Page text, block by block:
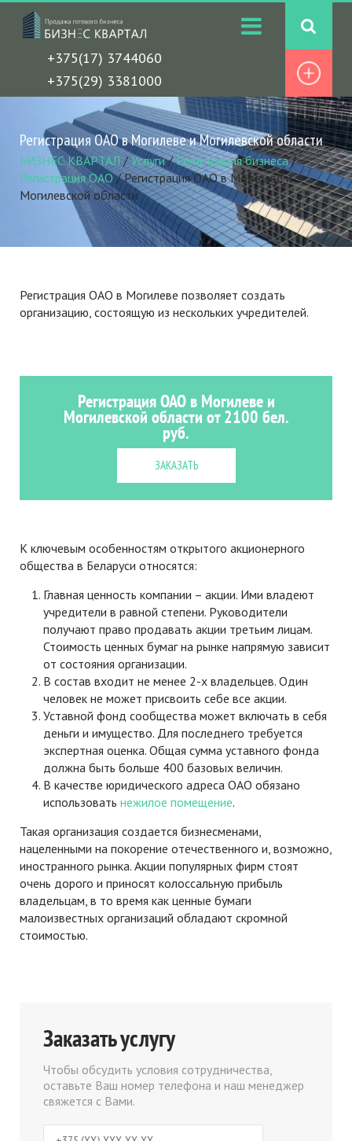
+375(17) 3744060
+375(29) 3381000
Регистрация ОАО в Могилеве и Могилевской области
БИЗНЕС КВАРТАЛ/Услуги/Регистрация бизнеса/
Регистрация ОАО/Регистрация ОАО в Могилеве и
Могилевской области
Регистрация ОАО в Могилеве позволяет создать
организацию, состоящую из нескольких учредителей.
Регистрация ОАО в Могилеве и
Могилевской области от 2100 бел.
руб.
ЗАКАЗАТЬ
К ключевым особенностям открытого акционерного
общества в Беларуси относятся:
Главная ценность компании – акции. Ими владеют
учредители в равной степени. Руководители
получают право продавать акции третьим лицам.
Стоимость ценных бумаг на рынке напрямую зависит
от состояния организации.
В состав входит не менее 2-х владельцев. Один
человек не может присвоить себе все акции.
Уставной фонд сообщества может включать в себя
деньги и имущество. Для последнего требуется
экспертная оценка. Общая сумма уставного фонда
должна быть больше 400 базовых величин.
В качестве юридического адреса ОАО обязано
использовать нежилое помещение.
Такая организация создается бизнесменами,
нацеленными на покорение отечественного и, возможно,
иностранного рынка. Акции популярных фирм стоят
очень дорого и приносят колоссальную прибыль
владельцам, в то время как ценные бумаги
малоизвестных организаций обладают скромной
стоимостью.
Заказать услугу
Чтобы обсудить условия сотрудничества,
оставьте Ваш номер телефона и наш менеджер
свяжется с Вами.